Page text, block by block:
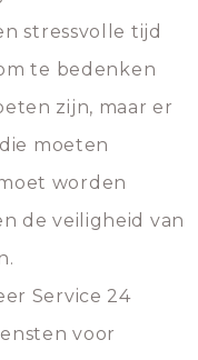
stressvolle tijd
te bedenken
zijn, maar er
moeten
worden
de veiligheid van
Service 24
voor